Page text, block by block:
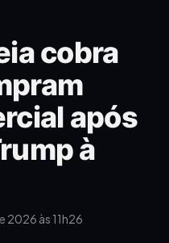
cobra
após
à
2026 às 11h26